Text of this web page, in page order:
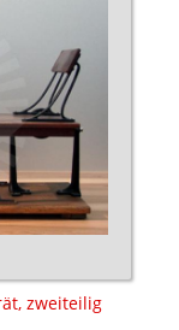
zweiteilig